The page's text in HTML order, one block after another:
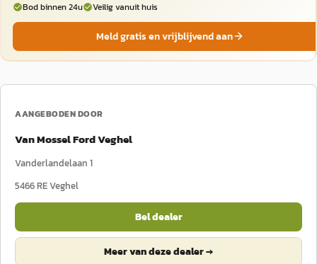
Bod binnen 24u Veilig vanuit huis
Meld gratis en vrijblijvend aan
AANGEBODEN DOOR
Van Mossel Ford Veghel
Vanderlandelaan 1
5466 REVeghel
Bel dealer
Meer van deze dealer →